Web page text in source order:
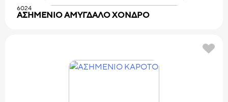
6024
ΑΣΗΜΕΝΙΟ AMYΓΔAΛO XONΔPO